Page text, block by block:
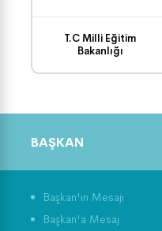
T.C Milli Eğitim
Bakanlığı
BAŞKAN
Başkan'ın Mesajı
Başkan'a Mesaj